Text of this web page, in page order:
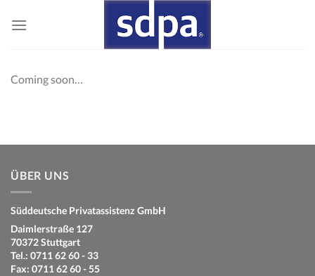
Coming soon…
ÜBER UNS
Süddeutsche Privatassistenz GmbH
Daimlerstraße 127
70372 Stuttgart
Tel.: 0711 62 60 - 33
Fax: 0711 62 60 - 55